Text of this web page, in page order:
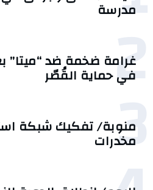
مدرسة
2
غرامة ضخمة ضد “ميتا”
في حماية القُصّر
3
منوبة/ تفكيك شبكة
مخدرات